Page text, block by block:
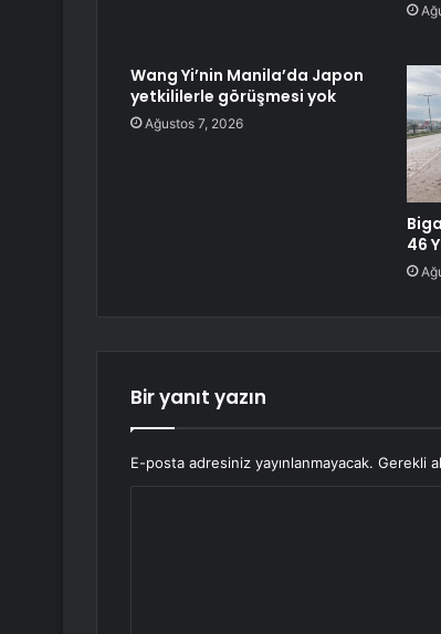
Wang Yi’nin Manila’da Japon
yetkililerle görüşmesi yok
Ağustos 7, 2026
46
Bir yanıt yazın
E-posta adresiniz yayınlanmayacak. Gerekli